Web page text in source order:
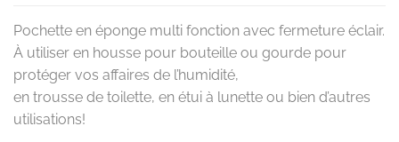
Pochette en éponge multi fonction avec fermeture éclair.
À utiliser en housse pour bouteille ou gourde pour
protéger vos affaires de l’humidité,
en trousse de toilette, en étui à lunette ou bien d’autres
utilisations!